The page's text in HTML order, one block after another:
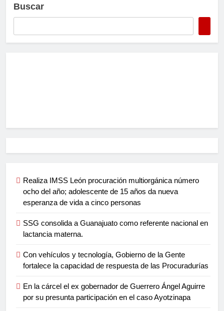
Buscar
Realiza IMSS León procuración multiorgánica número
ocho del año; adolescente de 15 años da nueva
esperanza de vida a cinco personas
SSG consolida a Guanajuato como referente nacional en
lactancia materna.
Con vehículos y tecnología, Gobierno de la Gente
fortalece la capacidad de respuesta de las Procuradurías
En la cárcel el ex gobernador de Guerrero Ángel Aguirre
por su presunta participación en el caso Ayotzinapa